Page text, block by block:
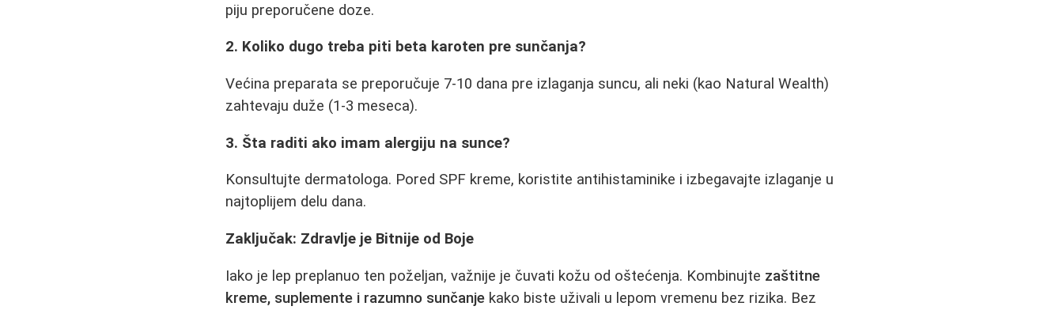
piju preporučene doze.
2. Koliko dugo treba piti beta karoten pre sunčanja?
Većina preparata se preporučuje 7-10 dana pre izlaganja suncu, ali neki (kao Natural Wealth)
zahtevaju duže (1-3 meseca).
3. Šta raditi ako imam alergiju na sunce?
Konsultujte dermatologa. Pored SPF kreme, koristite antihistaminike i izbegavajte izlaganje u
najtoplijem delu dana.
Zaključak: Zdravlje je Bitnije od Boje
Iako je lep preplanuo ten poželjan, važnije je čuvati kožu od oštećenja. Kombinujte zaštitne
kreme, suplemente i razumno sunčanje kako biste uživali u lepom vremenu bez rizika. Bez